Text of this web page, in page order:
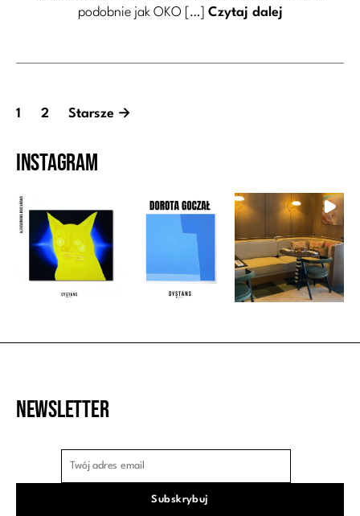
podobnie jak OKO […] Czytaj dalej
Stronicowanie
1 2 Starsze →
Instagram
Newsletter